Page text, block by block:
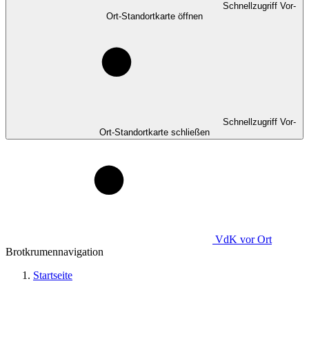
Schnellzugriff Vor-
Ort-Standortkarte öffnen
Schnellzugriff Vor-
Ort-Standortkarte schließen
VdK vor Ort
Brotkrumennavigation
Startseite